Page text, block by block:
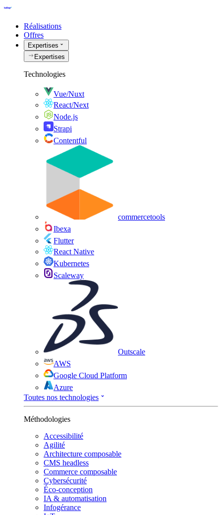
Réalisations
Offres
Expertises
Expertises
Technologies
Vue/Nuxt
React/Next
Node.js
Strapi
Contentful
commercetools
Ibexa
Flutter
React Native
Kubernetes
Scaleway
Outscale
AWS
Google Cloud Platform
Azure
Toutes nos technologies
Méthodologies
Accessibilité
Agilité
Architecture composable
CMS headless
Commerce composable
Cybersécurité
Éco-conception
IA & automatisation
Infogérance